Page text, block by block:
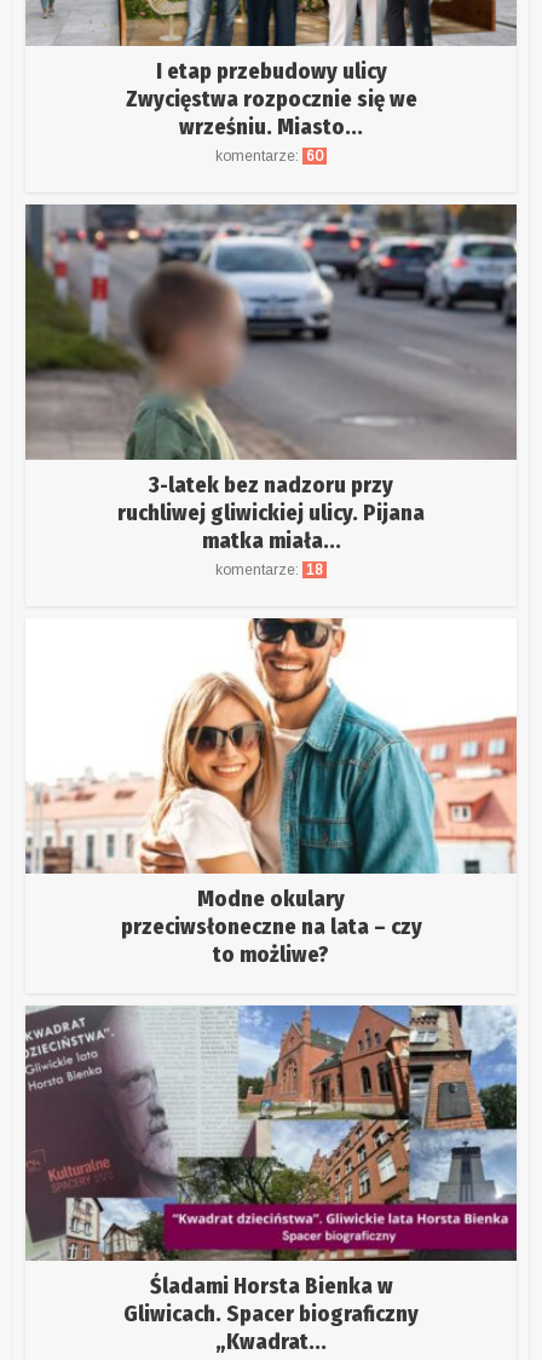
I etap przebudowy ulicy
Zwycięstwa rozpocznie się we
wrześniu. Miasto...
komentarze: 60
3-latek bez nadzoru przy
ruchliwej gliwickiej ulicy. Pijana
matka miała...
komentarze: 18
Modne okulary
przeciwsłoneczne na lata – czy
to możliwe?
Śladami Horsta Bienka w
Gliwicach. Spacer biograficzny
„Kwadrat...